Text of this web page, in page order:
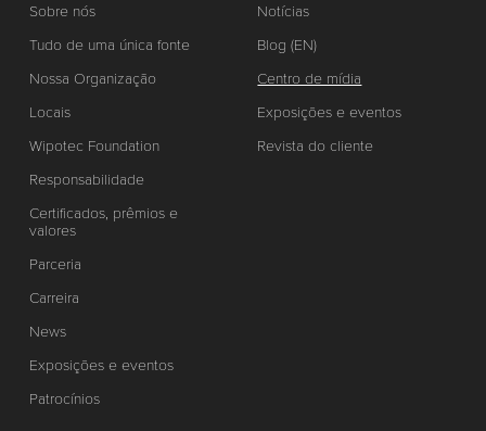
Sobre nós
Tudo de uma única fonte
Nossa Organização
Locais
Wipotec Foundation
Responsabilidade
Certificados, prêmios e
valores
Parceria
Carreira
News
Exposições e eventos
Patrocínios
Notícias
Blog (EN)
Centro de mídia
Exposições e eventos
Revista do cliente